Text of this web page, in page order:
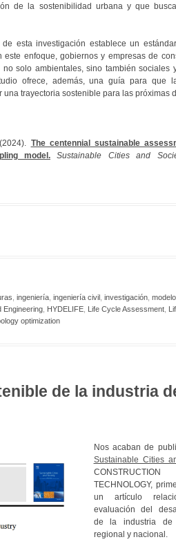
de la sostenibilidad urbana y que
esta investigación establece un
enfoque, gobiernos y empresas de
solo ambientales, sino también sociales
ofrece, además, una guía para que
trayectoria sostenible para las próximas
The centennial sustainable
model.
Sustainable Cities and
ingeniería, ingeniería civil, investigación,
Engineering, HYDELIFE, Life Cycle Assessment,
optimization
de la industria
Nos acaban de
Sustainable Cities
TECHNOLOGY,
un artículo
evaluación del
de la industria de
regional y nacional.